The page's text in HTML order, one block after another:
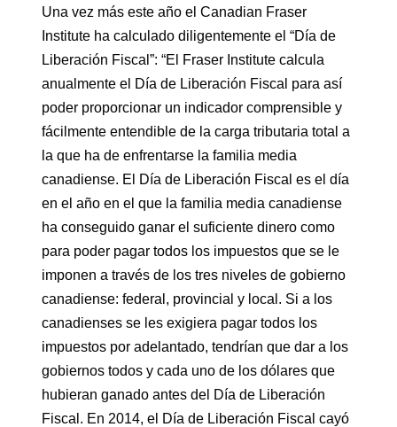
Una vez más este año el Canadian Fraser
Institute ha calculado diligentemente el “Día de
Liberación Fiscal”: “El Fraser Institute calcula
anualmente el Día de Liberación Fiscal para así
poder proporcionar un indicador comprensible y
fácilmente entendible de la carga tributaria total a
la que ha de enfrentarse la familia media
canadiense. El Día de Liberación Fiscal es el día
en el año en el que la familia media canadiense
ha conseguido ganar el suficiente dinero como
para poder pagar todos los impuestos que se le
imponen a través de los tres niveles de gobierno
canadiense: federal, provincial y local. Si a los
canadienses se les exigiera pagar todos los
impuestos por adelantado, tendrían que dar a los
gobiernos todos y cada uno de los dólares que
hubieran ganado antes del Día de Liberación
Fiscal. En 2014, el Día de Liberación Fiscal cayó